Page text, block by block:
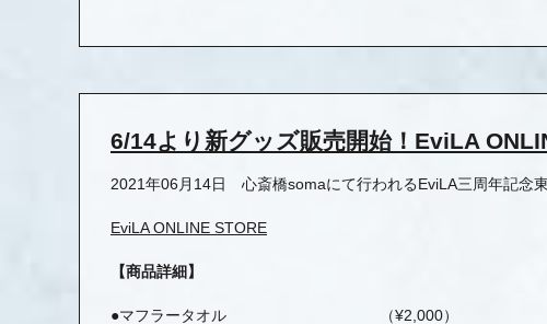
6/14より新グッズ販売開始！EviLA
2021年06月14日 心斎橋somaにて行われるEviLA三周年記念
EviLA ONLINE STORE
【商品詳細】
●マフラータオル （¥2,000）